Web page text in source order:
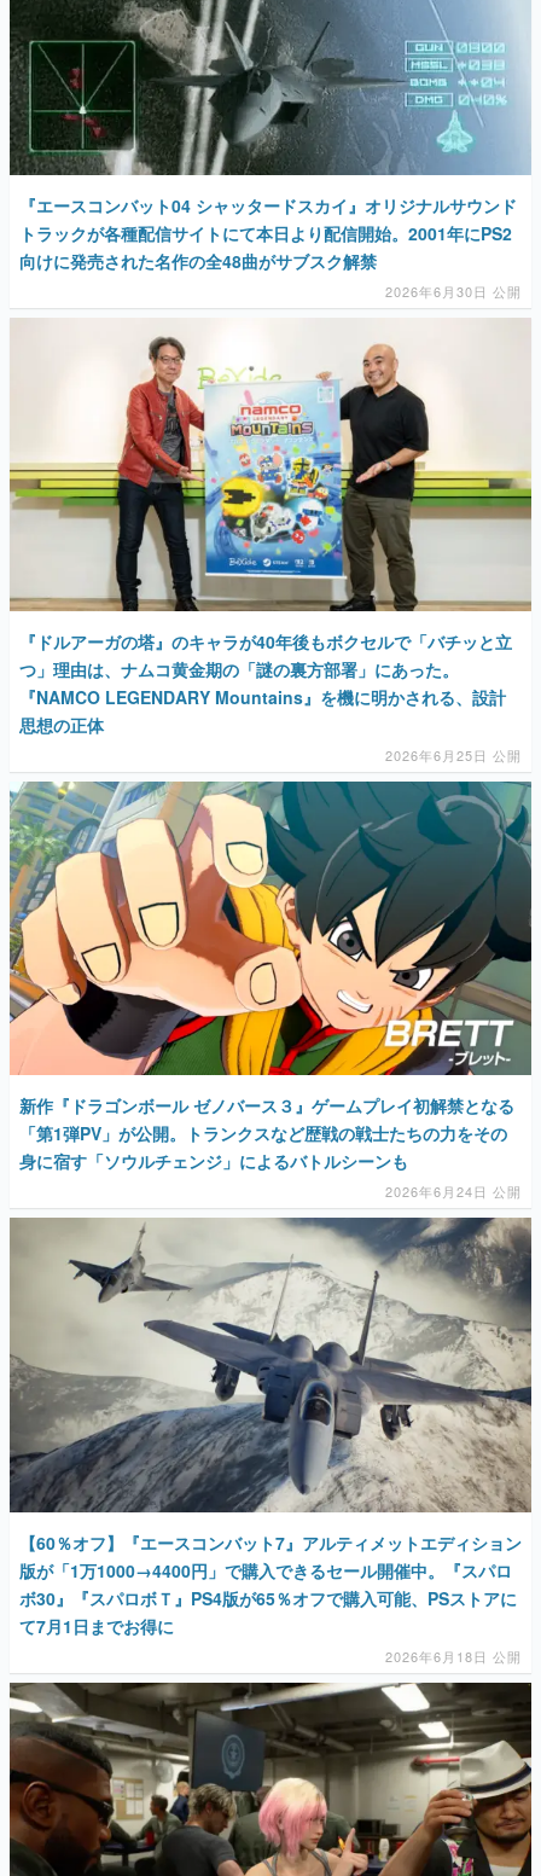
『エースコンバット04 シャッタードスカイ』オリジナルサウンド
トラックが各種配信サイトにて本日より配信開始。2001年にPS2
向けに発売された名作の全48曲がサブスク解禁
2026年6月30日 公開
『ドルアーガの塔』のキャラが40年後もボクセルで「バチッと立
つ」理由は、ナムコ黄金期の「謎の裏方部署」にあった。
『NAMCO LEGENDARY Mountains』を機に明かされる、設計
思想の正体
2026年6月25日 公開
新作『ドラゴンボール ゼノバース３』ゲームプレイ初解禁となる
「第1弾PV」が公開。トランクスなど歴戦の戦士たちの力をその
身に宿す「ソウルチェンジ」によるバトルシーンも
2026年6月24日 公開
【60％オフ】『エースコンバット7』アルティメットエディション
版が「1万1000→4400円」で購入できるセール開催中。『スパロ
ボ30』『スパロボＴ』PS4版が65％オフで購入可能、PSストアに
て7月1日までお得に
2026年6月18日 公開